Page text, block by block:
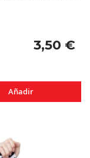
3,50 €
Añadir